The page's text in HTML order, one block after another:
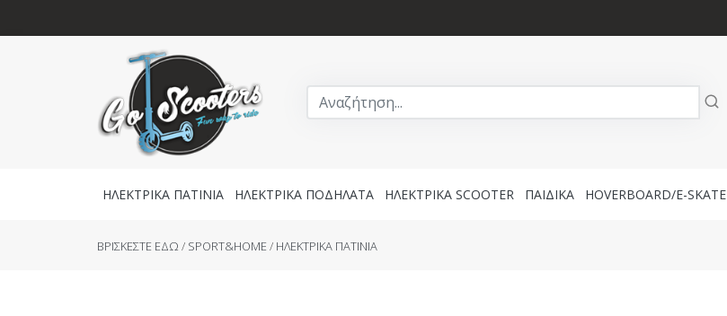
ΗΛΕΚΤΡΙΚΑ ΠΑΤΙΝΙΑ ΗΛΕΚΤΡΙΚΑ ΠΟΔΗΛΑΤΑ ΗΛΕΚΤΡΙΚΑ SCOOTER ΠΑΙΔΙΚΑ HOVERBOARD/E-SKATE
BΡΙΣΚΕΣΤΕ ΕΔΩ / SPORT&HOME/ ΗΛΕΚΤΡΙΚΑ ΠΑΤΙΝΙΑ